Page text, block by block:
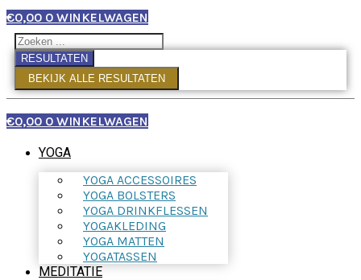
€0,00 0 WINKELWAGEN
RESULTATEN
BEKIJK ALLE RESULTATEN
€0,00 0 WINKELWAGEN
YOGA
YOGA ACCESSOIRES
YOGA BOLSTERS
YOGA DRINKFLESSEN
YOGAKLEDING
YOGA MATTEN
YOGATASSEN
MEDITATIE